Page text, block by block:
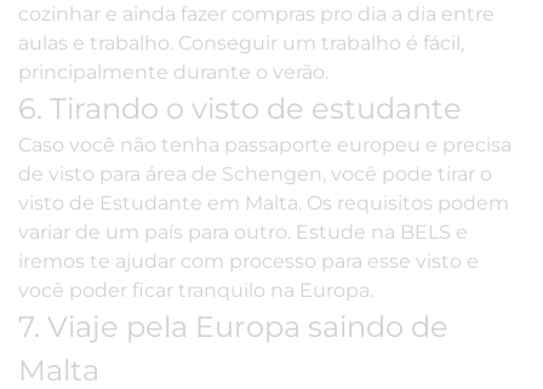
cozinhar e ainda fazer compras pro dia a dia entre
aulas e trabalho. Conseguir um trabalho é fácil,
principalmente durante o verão.
6. Tirando o visto de estudante
Caso você não tenha passaporte europeu e precisa
de visto para área de Schengen, você pode tirar o
visto de Estudante em Malta. Os requisitos podem
variar de um país para outro. Estude na BELS e
iremos te ajudar com processo para esse visto e
você poder ficar tranquilo na Europa.
7. Viaje pela Europa saindo de
Malta